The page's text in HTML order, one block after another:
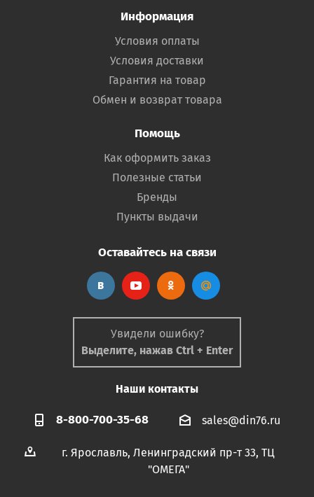
Информация
Условия оплаты
Условия доставки
Гарантия на товар
Обмен и возврат товара
Помощь
Как оформить заказ
Полезные статьи
Бренды
Пункты выдачи
Оставайтесь на связи
Увидели ошибку?
Выделите, нажав Ctrl + Enter
Наши контакты
8-800-700-35-68 sales@din76.ru
г. Ярославль, Ленинградский пр-т 33, ТЦ
"ОМЕГА"